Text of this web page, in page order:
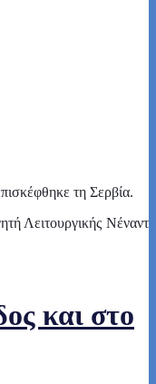
τη Σερβία.
Λειτουργικής Νέναντ
και στο